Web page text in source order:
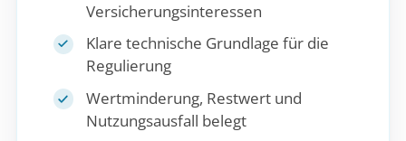
Versicherungsinteressen
Klare technische Grundlage für die
Regulierung
Wertminderung, Restwert und
Nutzungsausfall belegt